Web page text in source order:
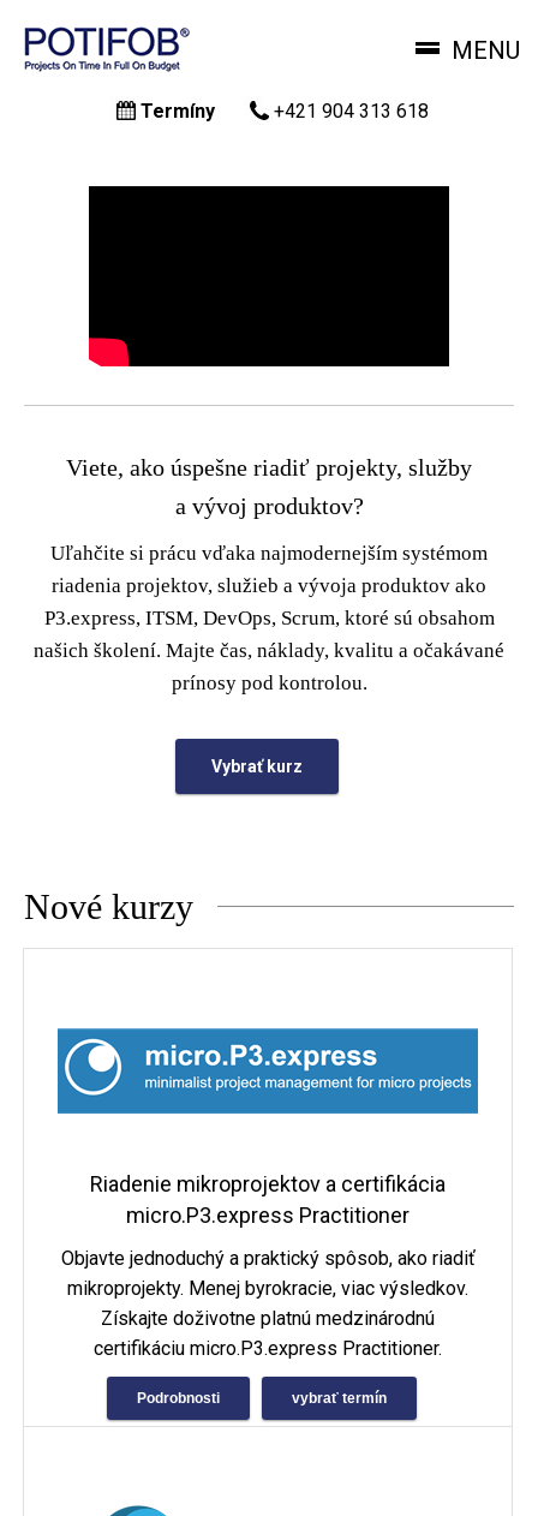
MENU
Termíny +421 904 313 618
Viete, ako úspešne riadiť projekty, služby
a vývoj produktov?
Uľahčite si prácu vďaka najmodernejším systémom
riadenia projektov, služieb a vývoja produktov ako
P3.express, ITSM, DevOps, Scrum, ktoré sú obsahom
našich školení. Majte čas, náklady, kvalitu a očakávané
prínosy pod kontrolou.
Vybrať kurz
Nové kurzy
Riadenie mikroprojektov a certifikácia
micro.P3.express Practitioner
Objavte jednoduchý a praktický spôsob, ako riadiť
mikroprojekty. Menej byrokracie, viac výsledkov.
Získajte doživotne platnú medzinárodnú
certifikáciu micro.P3.express Practitioner.
Podrobnosti vybrať termín